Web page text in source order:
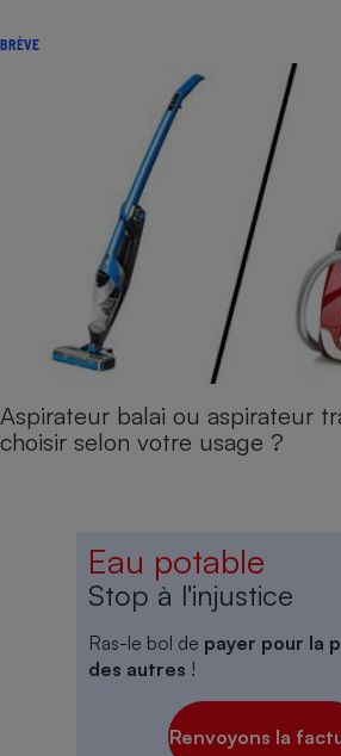
BRÈVE
Aspirateur balai ou aspirateur
choisir selon votre usage ?
Eau potable
Stop à l'injustice
Ras-le bol de payer pour la
des autres !
Renvoyons la